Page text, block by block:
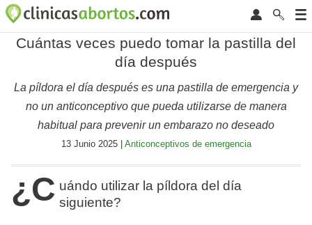
Cuántas veces puedo tomar la pastilla del
día después
La píldora el día después es una pastilla de emergencia y
no un anticonceptivo que pueda utilizarse de manera
habitual para prevenir un embarazo no deseado
13 Junio 2025 | Anticonceptivos de emergencia
¿C uándo utilizar la píldora del día
siguiente?